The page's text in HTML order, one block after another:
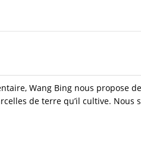
Wang Bing nous propose
de terre qu’il cultive. Nous